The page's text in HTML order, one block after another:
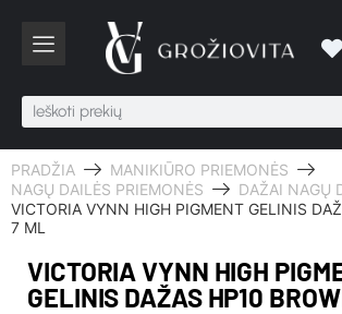
PRADŽIA
MANIKIŪRO PRIEMONĖS
NAGŲ DAILĖS PRIEMONĖS
DAŽAI NAGŲ
VICTORIA VYNN HIGH PIGMENT GELINIS
7 ML
VICTORIA VYNN HIGH
GELINIS DAŽAS HP10